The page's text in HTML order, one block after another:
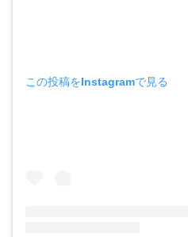
この投稿をInstagramで見る